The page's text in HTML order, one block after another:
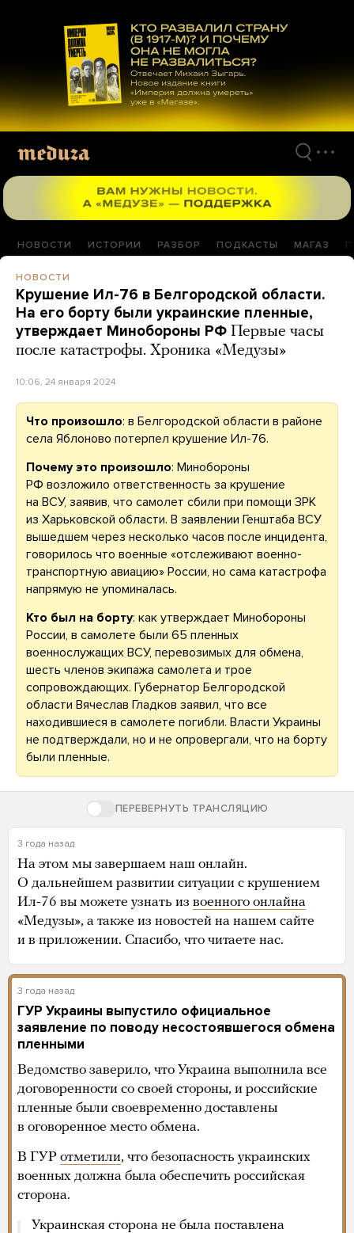
материалам
НОВОСТИ ИСТОРИИ РАЗБОР ПОДКАСТЫ МАГАЗ
НОВОСТИ
Крушение Ил-76 в Белгородской области.
На его борту были украинские пленные,
утверждает Минобороны РФ Первые часы
после катастрофы. Хроника «Медузы»
10:06, 24 января 2024
Что произошло: в Белгородской области в районе
села Яблоново потерпел крушение Ил-76.
Почему это произошло: Минобороны
РФ возложило ответственность за крушение
на ВСУ, заявив, что самолет сбили при помощи ЗРК
из Харьковской области. В заявлении Генштаба ВСУ
вышедшем через несколько часов после инцидента,
говорилось что военные «отслеживают военно-
транспортную авиацию» России, но сама катастрофа
напрямую не упоминалась.
Кто был на борту: как утверждает Минобороны
России, в самолете были 65 пленных
военнослужащих ВСУ, перевозимых для обмена,
шесть членов экипажа самолета и трое
сопровождающих. Губернатор Белгородской
области Вячеслав Гладков заявил, что все
находившиеся в самолете погибли. Власти Украины
не подтверждали, но и не опровергали, что на борту
были пленные.
ПЕРЕВЕРНУТЬ ТРАНСЛЯЦИЮ
3 года назад
На этом мы завершаем наш онлайн.
О дальнейшем развитии ситуации с крушением
Ил-76 вы можете узнать из военного онлайна
«Медузы», а также из новостей на нашем сайте
и в приложении. Спасибо, что читаете нас.
3 года назад
ГУР Украины выпустило официальное
заявление по поводу несостоявшегося обмена
пленными
Ведомство заверило, что Украина выполнила все
договоренности со своей стороны, и российские
пленные были своевременно доставлены
в оговоренное место обмена.
В ГУР отметили, что безопасность украинских
военных должна была обеспечить российская
сторона.
Украинская сторона не была поставлена